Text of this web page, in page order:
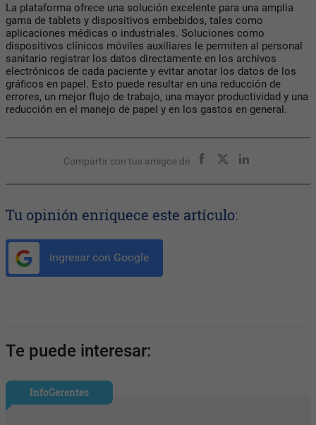
La plataforma ofrece una solución excelente para una amplia
gama de tablets y dispositivos embebidos, tales como
aplicaciones médicas o industriales. Soluciones como
dispositivos clínicos móviles auxiliares le permiten al personal
sanitario registrar los datos directamente en los archivos
electrónicos de cada paciente y evitar anotar los datos de los
gráficos en papel. Esto puede resultar en una reducción de
errores, un mejor flujo de trabajo, una mayor productividad y una
reducción en el manejo de papel y en los gastos en general.
Compartir con tus amigos de
Tu opinión enriquece este artículo:
Ingresar con Google
Te puede interesar:
InfoGerentes